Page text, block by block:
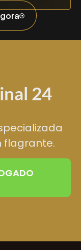
24
flagrante.